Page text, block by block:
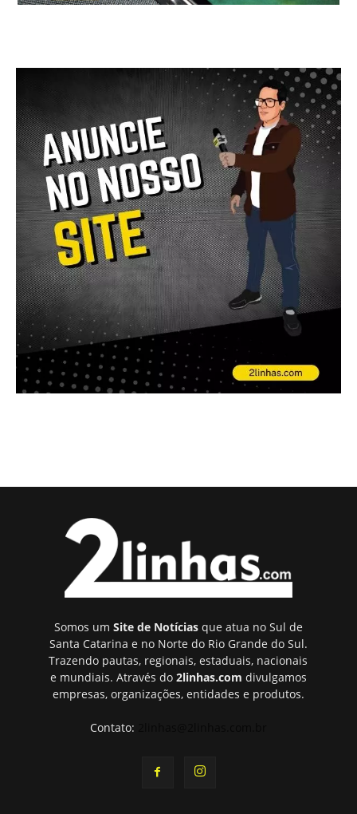
Somos um Site de Notíciasque atua no Sul de
Santa Catarina e no Norte do Rio Grande do Sul.
Trazendo pautas, regionais, estaduais, nacionais
e mundiais. Através do 2linhas.com divulgamos
empresas, organizações, entidades e produtos.
Contato: